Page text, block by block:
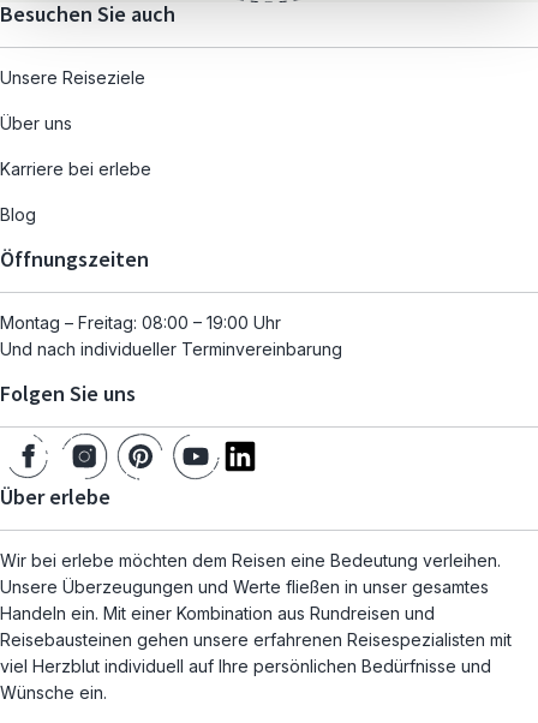
Besuchen Sie auch
Unsere Reiseziele
Über uns
Karriere bei erlebe
Blog
Öffnungszeiten
Montag – Freitag: 08:00 – 19:00 Uhr
Und nach individueller Terminvereinbarung
Folgen Sie uns
Über erlebe
Wir bei erlebe möchten dem Reisen eine Bedeutung verleihen.
Unsere Überzeugungen und Werte fließen in unser gesamtes
Handeln ein. Mit einer Kombination aus Rundreisen und
Reisebausteinen gehen unsere erfahrenen Reisespezialisten mit
viel Herzblut individuell auf Ihre persönlichen Bedürfnisse und
Wünsche ein.